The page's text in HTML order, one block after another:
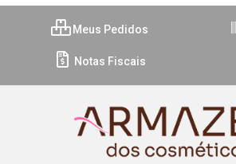
Meus Pedidos
Notas Fiscais